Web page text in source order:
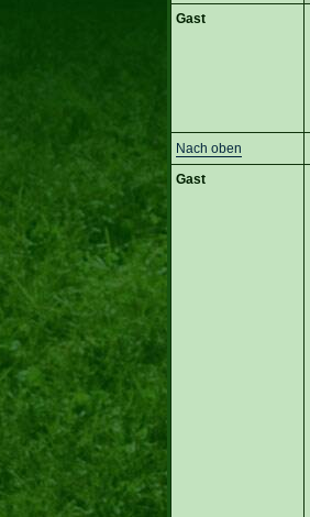
Gast
Nach oben
Gast